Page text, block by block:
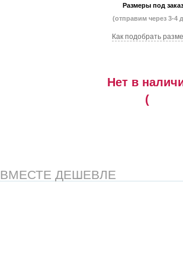
Размеры под заказ
(отправим через 3-4
Как подобрать
Нет в
(
ВМЕСТЕ ДЕШЕВЛЕ